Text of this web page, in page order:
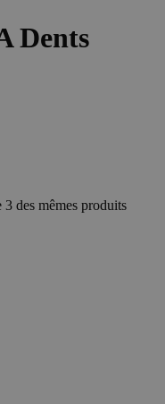
Dents
des mêmes produits